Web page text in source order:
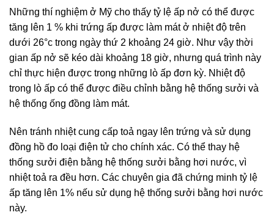
Những thí nghiệm ở Mỹ cho thấy tỷ lệ ấp nở có thể được
tăng lên 1 % khi trứng ấp được làm mát ở nhiệt độ trên
dưới 26°c trong ngày thứ 2 khoảng 24 giờ. Như vậy thời
gian ấp nở sẽ kéo dài khoảng 18 giờ, nhưng quá trình này
chỉ thực hiện được trong những lò ấp đơn kỳ. Nhiệt độ
trong lò ấp có thể được điều chỉnh bằng hệ thống sưởi và
hệ thống ống đồng làm mát.
Nên tránh nhiệt cung cấp toả ngay lên trứng và sử dụng
đồng hồ đo loại điện tử cho chính xác. Có thể thay hệ
thống sưởi điện bằng hệ thống sưởi bằng hơi nước, vì
nhiệt toả ra đều hơn. Các chuyên gia đã chứng minh tỷ lệ
ấp tăng lên 1% nếu sử dụng hệ thống sưởi bằng hơi nước
này.